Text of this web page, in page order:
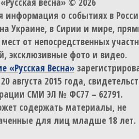
информация о событиях в
Украине, в Сирии и мире,
от непосредственных
эксклюзивные фото и видео.
«Русская Весна»
августа 2015 года,
СМИ ЭЛ № ФС77 – 62791.
содержать материалы, не
для лиц младше 18 лет.